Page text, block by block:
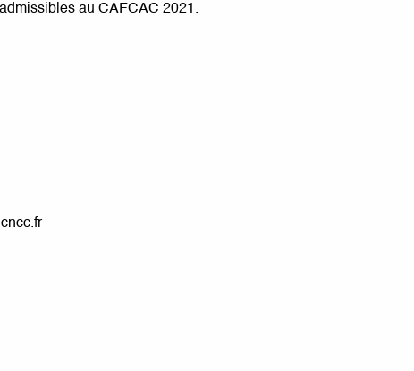
au CAFCAC 2021.